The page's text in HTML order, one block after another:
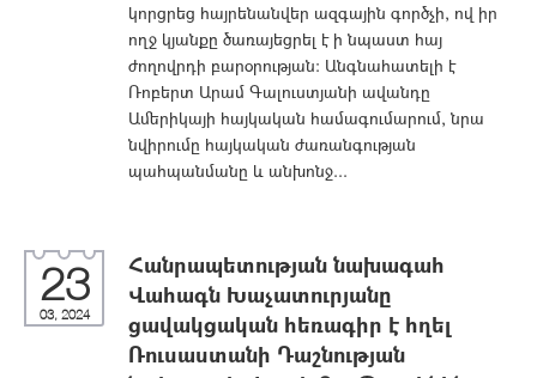
կորցրեց հայրենանվեր ազգային գործչի, ով իր
ողջ կյանքը ծառայեցրել է ի նպաստ հայ
ժողովրդի բարօրության։ Անգնահատելի է
Ռոբերտ Արամ Գալուստյանի ավանդը
Ամերիկայի հայկական համագումարում, նրա
նվիրումը հայկական ժառանգության
պահպանմանը և անխոնջ...
23
03, 2024
Հանրապետության նախագահ
Վահագն Խաչատուրյանը
ցավակցական հեռագիր է հղել
Ռուսաստանի Դաշնության